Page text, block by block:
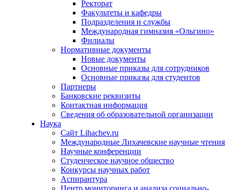
Ректорат
Факультеты и кафедры
Подразделения и службы
Международная гимназия «Ольгино»
Филиалы
Нормативные документы
Новые документы
Основные приказы для сотрудников
Основные приказы для студентов
Партнеры
Банковские реквизиты
Контактная информация
Сведения об образовательной организации
Наука
Сайт Lihachev.ru
Международные Лихачевские научные чтения
Научные конференции
Студенческое научное общество
Конкурсы научных работ
Аспирантура
Центр мониторинга и анализа социально-